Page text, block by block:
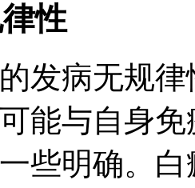
性
病无规律
能与自身
些明确。